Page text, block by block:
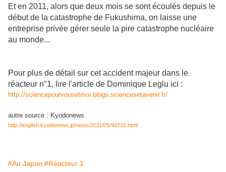
Et en 2011, alors que deux mois se sont écoulés depuis le
début de la catastrophe de Fukushima, on laisse une
entreprise privée gérer seule la pire catastrophe nucléaire
au monde...
Pour plus de détail sur cet accident majeur dans le
réacteur n°1, lire l'article de Dominique Leglu ici :
http://sciencepourvousetmoi.blogs.sciencesetavenir.fr/
autre source : Kyodonews
http://english.kyodonews.jp/news/2011/05/90715.html
#Au Japon #Réacteur 1